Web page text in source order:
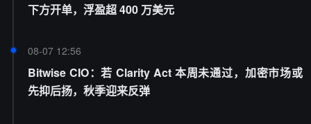
下方开单，浮盈超 400 万美元
08-07 12:56
Bitwise CIO：若 Clarity Act 本周未通过，加密市场或
先抑后扬，秋季迎来反弹